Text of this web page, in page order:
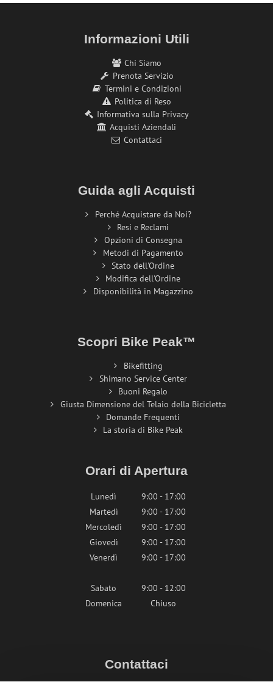
Informazioni Utili
Chi Siamo
Prenota Servizio
Termini e Condizioni
Politica di Reso
Informativa sulla Privacy
Acquisti Aziendali
Contattaci
Guida agli Acquisti
Perché Acquistare da Noi?
Resi e Reclami
Opzioni di Consegna
Metodi di Pagamento
Stato dell'Ordine
Modifica dell'Ordine
Disponibilità in Magazzino
Scopri Bike Peak™
Bikefitting
Shimano Service Center
Buoni Regalo
Giusta Dimensione del Telaio della Bicicletta
Domande Frequenti
La storia di Bike Peak
Orari di Apertura
Lunedì
9:00 - 17:00
Martedì
9:00 - 17:00
Mercoledì
9:00 - 17:00
Giovedì
9:00 - 17:00
Venerdì
9:00 - 17:00
Sabato
9:00 - 12:00
Domenica
Chiuso
Contattaci